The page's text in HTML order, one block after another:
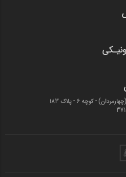
قم - خیابان انقلاب (چهارمردان)‌ - کوچه 6 - پلاک 183